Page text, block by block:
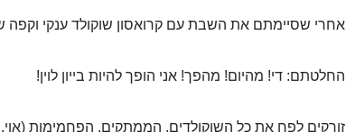
אחרי שסיימתם את השבת עם קרואסון שוקולד ענקי וקפה
החלטתם: די! מהיום! מהפך! אני הופך להיות בייון לוין!
זורקים לפח את כל השוקולדים, הממתקים, הפחמימות